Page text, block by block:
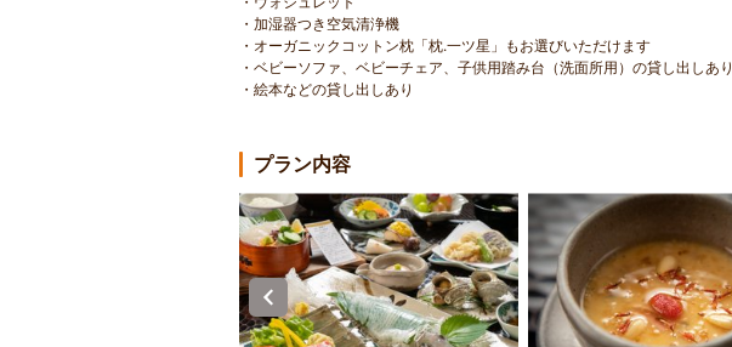
・加湿器つき空気清浄機
・オーガニックコットン枕「枕.一ツ星」もお選びいただけます
・ベビーソファ、ベビーチェア、子供用踏み台（洗面所用）の貸し出しあり
・絵本などの貸し出しあり
プラン内容